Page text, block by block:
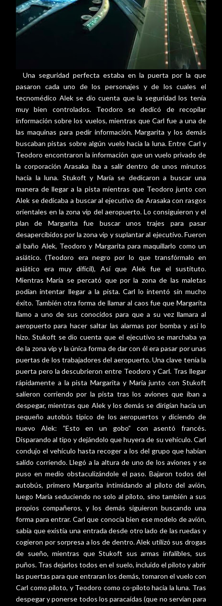
Una seguridad perfecta estaba en la puerta por la que
pasaron cada uno de los personajes y de los cuales el
tecnomédico Alek se dio cuenta que la seguridad los tenía
muy bien controlados. Teodoro se dedicó de recopilar
información sobre los vuelos, mientras que Carl fue a una de
las maquinas para pedir información. Margarita y los demás
buscaban pistas sobre algún vuelo hacia la luna. Entre Carl y
Teodoro encontraron la información que un vuelo privado de
la corporación Arasaka iba a salir dentro de unos minutos
hacia la luna. Stukoft y María se dedicaron a buscar una
manera de llegar a la pista mientras que Teodoro junto con
Alek se dedicaba a buscar al ejecutivo de Arasaka con rasgos
orientales en la zona vip del aeropuerto. Lo consiguieron y el
plan de Margarita fue buscar unos trajes para pasar
desapercibidos por la zona vip y suplantar al ejecutivo. Fueron
al baño Alek, Teodoro y Margarita para maquillarlo como un
asiático. (Teodoro era negro por lo que transfórmalo en
asiático era muy difícil), Así que Alek fue el sustituto.
Mientras María se percató que por la zona de las maletas
podían intentar llegar a la pista. Carl lo intentó sin mucho
éxito. También otra forma de llamar al caos fue que Margarita
llamo a uno de sus conocidos para que a su vez llamara al
aeropuerto para hacer saltar las alarmas por bomba y así lo
hizo. Stukoft se dio cuenta que el ejecutivo se marchaba ya
de la zona vip y la única forma de dar con él era pasar por unas
puertas de los trabajadores del aeropuerto. Una clave tenía la
puerta pero la descubrieron entre Teodoro y Carl. Tras llegar
rápidamente a la pista Margarita y María junto con Stukoft
salieron corriendo por la pista tras los aviones que iban a
despegar, mientras que Alek y los demás se dirigían hacia un
pequeño autobús típico de los aeropuertos y diciendo de
nuevo Alek: ”Esto en un gobo” con asentó francés.
Disparando al tipo y dejándolo que huyera de su vehículo. Carl
condujo el vehículo hasta recoger a los del grupo que habían
salido corriendo. Llegó a la altura de uno de los aviones y se
puso en medio obstaculizándole el paso. Bajaron todos del
autobús, primero Margarita intimidando al piloto del avión,
luego María seduciendo no solo al piloto, sino también a sus
propios compañeros, y los demás siguieron buscando una
forma para entrar. Carl que conocía bien ese modelo de avión,
sabía que existía una entrada desde otro lado de las ruedas y
cogieron por sorpresa a los de dentro. Alek utilizó sus drogas
de sueño, mientras que Stukoft sus armas infalibles, sus
puños. Tras dejarlos todos en el suelo, incluido el piloto y abrir
las puertas para que entraran los demás, tomaron el vuelo con
Carl como piloto, y Teodoro como co-piloto hacia la luna. Tras
despegar y ponerse todos los paracaídas (que no servían para